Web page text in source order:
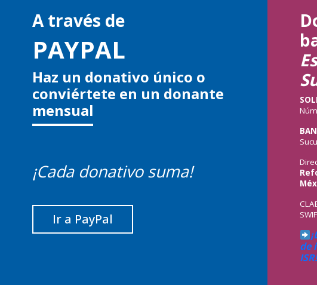
A través de
PAYPAL
Haz un donativo único o
conviértete en un donante
mensual
¡Cada donativo suma!
Ir a PayPal
de
ISR!